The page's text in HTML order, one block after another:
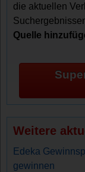
die aktuellen
Quelle
Weitere
Edeka
gewinnen